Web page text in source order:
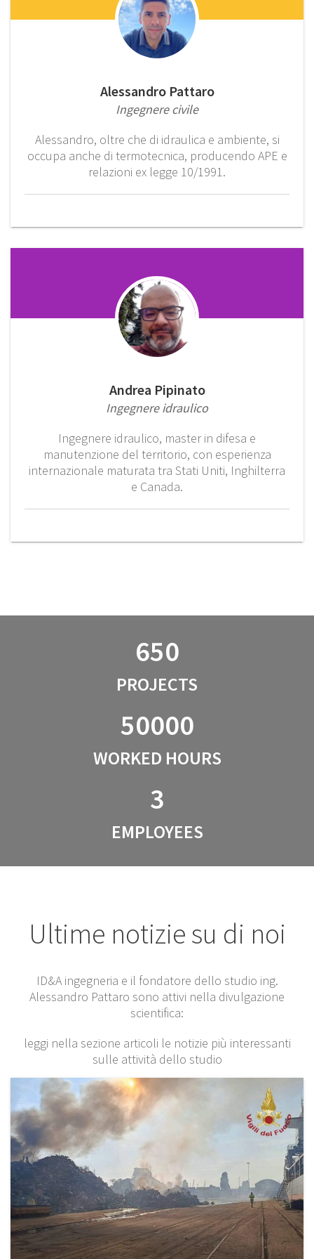
Alessandro Pattaro
Ingegnere civile
Alessandro, oltre che di idraulica e ambiente, si
occupa anche di termotecnica, producendo APE e
relazioni ex legge 10/1991.
Andrea Pipinato
Ingegnere idraulico
Ingegnere idraulico, master in difesa e
manutenzione del territorio, con esperienza
internazionale maturata tra Stati Uniti, Inghilterra
e Canada.
650
PROJECTS
50000
WORKED HOURS
3
EMPLOYEES
Ultime notizie su di noi
ID&A ingegneria e il fondatore dello studio ing.
Alessandro Pattaro sono attivi nella divulgazione
scientifica:
leggi nella sezione articoli le notizie più interessanti
sulle attività dello studio